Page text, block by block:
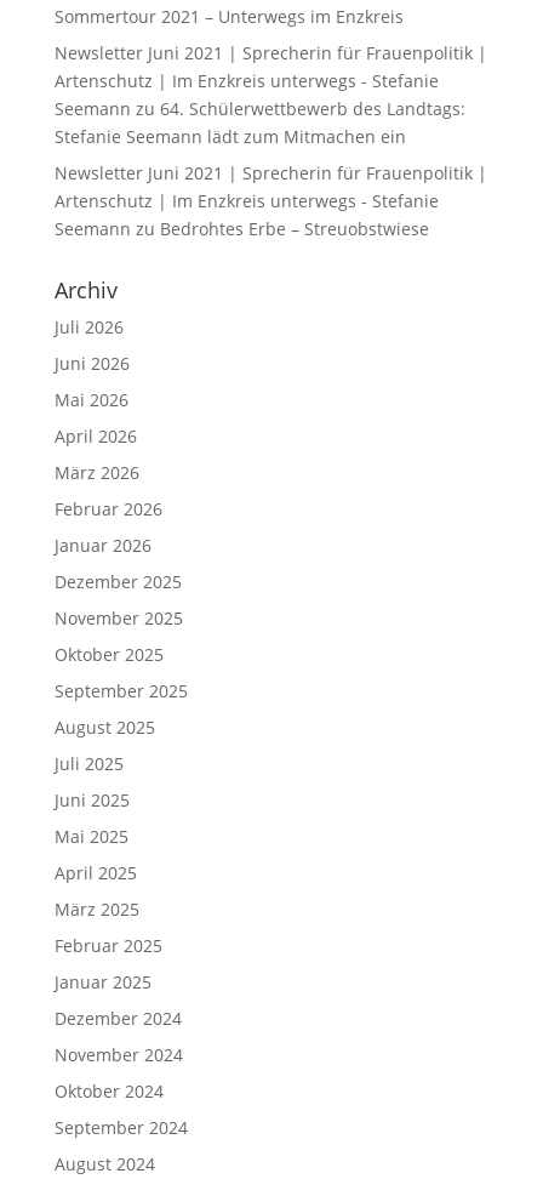
Sommertour 2021 – Unterwegs im Enzkreis
Newsletter Juni 2021 | Sprecherin für Frauenpolitik |
Artenschutz | Im Enzkreis unterwegs - Stefanie
Seemann zu 64. Schülerwettbewerb des Landtags:
Stefanie Seemann lädt zum Mitmachen ein
Newsletter Juni 2021 | Sprecherin für Frauenpolitik |
Artenschutz | Im Enzkreis unterwegs - Stefanie
Seemann zu Bedrohtes Erbe – Streuobstwiese
Archiv
Juli 2026
Juni 2026
Mai 2026
April 2026
März 2026
Februar 2026
Januar 2026
Dezember 2025
November 2025
Oktober 2025
September 2025
August 2025
Juli 2025
Juni 2025
Mai 2025
April 2025
März 2025
Februar 2025
Januar 2025
Dezember 2024
November 2024
Oktober 2024
September 2024
August 2024